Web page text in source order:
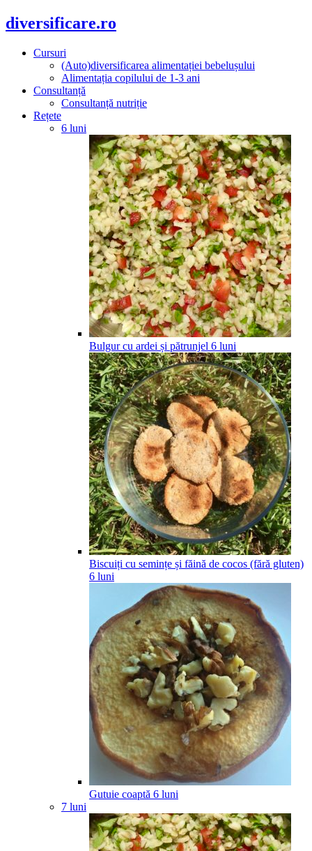
diversificare.ro
Cursuri
(Auto)diversificarea alimentației bebelușului
Alimentația copilului de 1-3 ani
Consultanță
Consultanță nutriție
Rețete
6 luni
Bulgur cu ardei și pătrunjel 6 luni
Biscuiți cu semințe și făină de cocos (fără gluten)
6 luni
Gutuie coaptă 6 luni
7 luni